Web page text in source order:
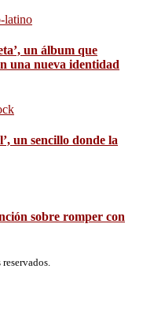
un álbum que
una nueva identidad
un sencillo donde la
sobre romper con